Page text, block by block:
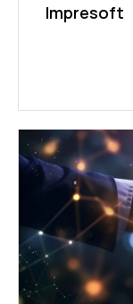
Impresoft